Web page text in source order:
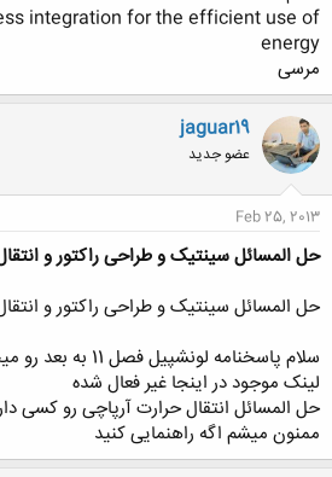
integration for the efficient use of
energy
مرسی
jaguar19
عضو جدید
Feb 25, 2013
حل المسائل سینتیک و طراحی راکتور و
حل المسائل سینتیک و طراحی راکتور و
سلام پاسخنامه لونشپیل فصل 11 به بعد رو میخوام کسی از دوستان داره؟
لینک موجود در اینجا غیر فعال شده
حل المسائل انتقال حرارت آرپاچی رو کسی
ممنون میشم اگه راهنمایی کنید